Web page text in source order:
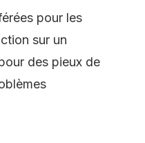
pour les
sur un
des pieux de